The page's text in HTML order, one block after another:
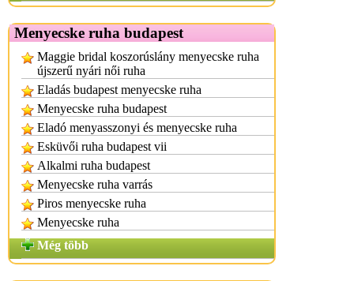
Menyecske ruha budapest
Maggie bridal koszorúslány menyecske ruha
újszerű nyári női ruha
Eladás budapest menyecske ruha
Menyecske ruha budapest
Eladó menyasszonyi és menyecske ruha
Esküvői ruha budapest vii
Alkalmi ruha budapest
Menyecske ruha varrás
Piros menyecske ruha
Menyecske ruha
Még több